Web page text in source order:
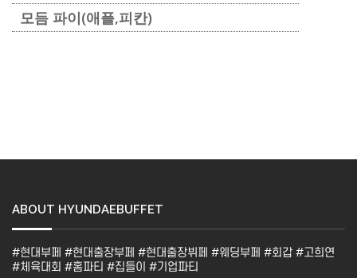
모듬 파이(애플,피칸)
ABOUT HYUNDAEBUFFET
#현대부페 #현대출장부페 #현대출장뷔페 #웨딩부페 #회갑 #고희연
#체육대회 #홈파티 #집들이 #기업파티